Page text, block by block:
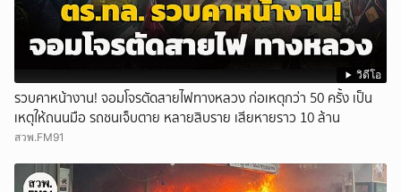
วิดีโอ
รวบคาหน้างาน! จอมโจรตัดสายไฟทางหลวง ก่อเหตุกว่า 50 ครั้ง เป็น
เหตุให้ถนนมือ รถชนเจ็บตาย หลายสิบราย เสียหายราว 10 ล้าน
สวพ.FM91